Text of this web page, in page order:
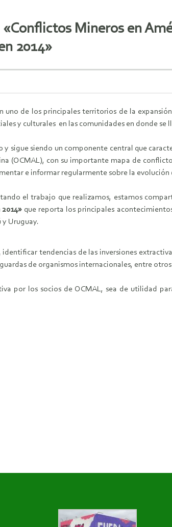
Mineros en
2014»
uno de los principales territorios de la
y culturales en las comunidades en donde se
y sigue siendo un componente central que
(OCMAL), con su importante mapa de
e informar regularmente sobre la
el trabajo que realizamos, estamos
que reporta los principales
y Uruguay.
tendencias de las inversiones
de organismos internacionales, entre
por los socios de OCMAL, sea de utilidad